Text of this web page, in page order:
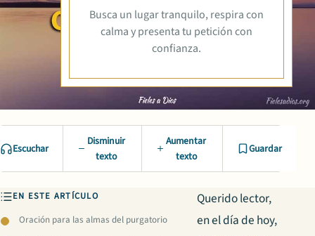
Busca un lugar tranquilo, respira con
calma y presenta tu petición con
confianza.
Escuchar
Disminuir
texto
Aumentar
texto
Guardar
EN ESTE ARTÍCULO
Oración para las almas del purgatorio
Querido lector,
en el día de hoy,